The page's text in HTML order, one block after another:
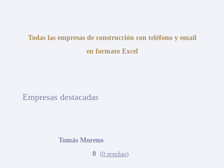
Todas las empresas de construcción con teléfono y email
en formato Excel
Empresas destacadas
Tomás Moreno
0 (0 reseñas)